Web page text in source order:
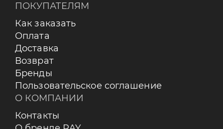
ПОКУПАТЕЛЯМ
Как заказать
Оплата
Доставка
Возврат
Бренды
Пользовательское соглашение
О КОМПАНИИ
Контакты